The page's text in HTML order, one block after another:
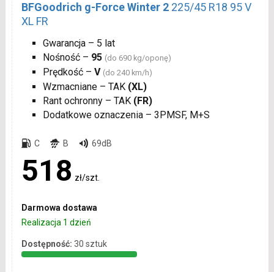
BFGoodrich g-Force Winter 2 225/45 R18 95 V
XL FR
Gwarancja – 5 lat
Nośność – 95 (do 690 kg/oponę)
Prędkość – V (do 240 km/h)
Wzmacniane – TAK (XL)
Rant ochronny – TAK (FR)
Dodatkowe oznaczenia – 3PMSF, M+S
C B 69dB
518 zł/szt.
Darmowa dostawa
Realizacja 1 dzień
Dostępność: 30 sztuk